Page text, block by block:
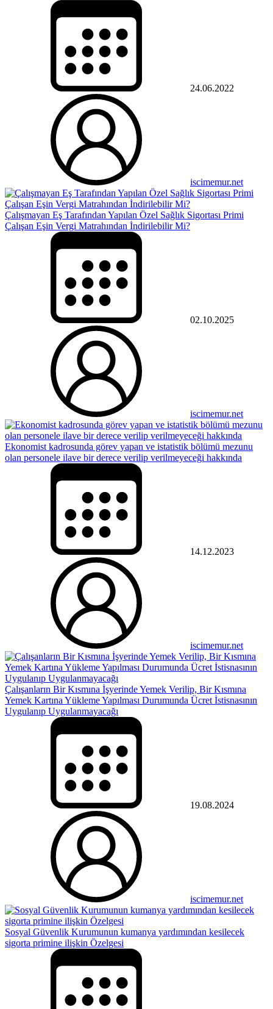
24.06.2022
iscimemur.net
Çalışmayan Eş Tarafından Yapılan Özel Sağlık Sigortası Primi
Çalışan Eşin Vergi Matrahından İndirilebilir Mi?
02.10.2025
iscimemur.net
Ekonomist kadrosunda görev yapan ve istatistik bölümü mezunu
olan personele ilave bir derece verilip verilmeyeceği hakkında
14.12.2023
iscimemur.net
Çalışanların Bir Kısmına İşyerinde Yemek Verilip, Bir Kısmına
Yemek Kartına Yükleme Yapılması Durumunda Ücret İstisnasının
Uygulanıp Uygulanmayacağı
19.08.2024
iscimemur.net
Sosyal Güvenlik Kurumunun kumanya yardımından kesilecek
sigorta primine ilişkin Özelgesi